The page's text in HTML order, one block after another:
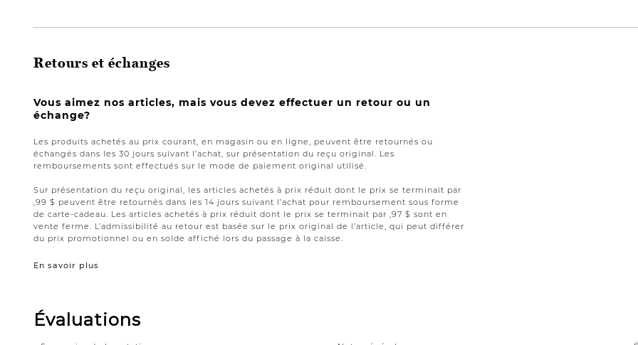
Retours et échanges
Vous aimez nos articles, mais vous devez effectuer un retour ou un
échange?
Les produits achetés au prix courant, en magasin ou en ligne, peuvent être retournés ou
échangés dans les 30 jours suivant l’achat, sur présentation du reçu original. Les
remboursements sont effectués sur le mode de paiement original utilisé.
Sur présentation du reçu original, les articles achetés à prix réduit dont le prix se terminait par
,99 $ peuvent être retournés dans les 14 jours suivant l’achat pour remboursement sous forme
de carte-cadeau. Les articles achetés à prix réduit dont le prix se terminait par ,97 $ sont en
vente ferme. L’admissibilité au retour est basée sur le prix original de l’article, qui peut différer
du prix promotionnel ou en solde affiché lors du passage à la caisse.
En savoir plus